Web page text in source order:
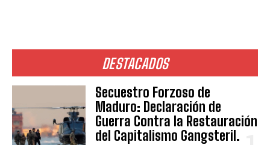
DESTACADOS
Secuestro Forzoso de
Maduro: Declaración de
Guerra Contra la Restauración
del Capitalismo Gangsteril.